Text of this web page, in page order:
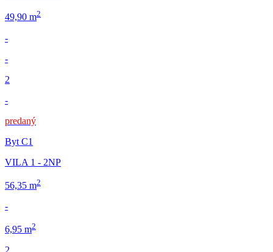
49,90 m2
-
-
2
-
predaný
Byt C1
VILA 1 - 2NP
56,35 m2
-
6,95 m2